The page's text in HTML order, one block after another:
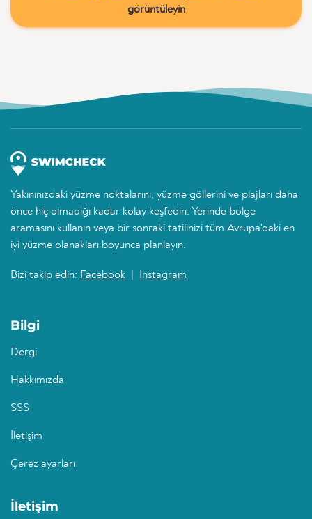
görüntüleyin
Yakınınızdaki yüzme noktalarını, yüzme göllerini ve plajları daha
önce hiç olmadığı kadar kolay keşfedin. Yerinde bölge
aramasını kullanın veya bir sonraki tatilinizi tüm Avrupa'daki en
iyi yüzme olanakları boyunca planlayın.
Bizi takip edin: Facebook Instagram
Bilgi
Dergi
Hakkımızda
SSS
İletişim
Çerez ayarları
İletişim